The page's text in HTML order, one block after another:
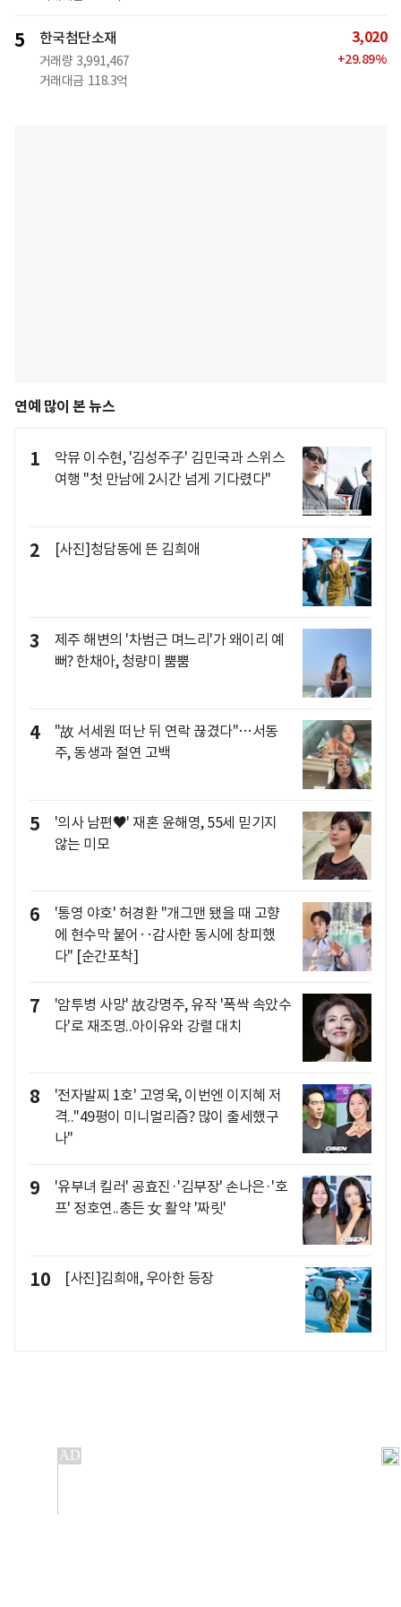
5 한국첨단소재
거래량 3,991,467
거래대금 118.3억
3,020
+29.89%
연예 많이 본 뉴스
1
악뮤 이수현, '김성주子' 김민국과 스위스
여행 "첫 만남에 2시간 넘게 기다렸다"
2 [사진]청담동에 뜬 김희애
3
제주 해변의 '차범근 며느리'가 왜이리 예
뻐? 한채아, 청량미 뿜뿜
4
"故 서세원 떠난 뒤 연락 끊겼다"…서동
주, 동생과 절연 고백
5
'의사 남편♥' 재혼 윤해영, 55세 믿기지
않는 미모
6
'통영 야호' 허경환 "개그맨 됐을 때 고향
에 현수막 붙어‥감사한 동시에 창피했
다" [순간포착]
7
'암투병 사망' 故강명주, 유작 '폭싹 속았수
다'로 재조명..아이유와 강렬 대치
8
'전자발찌 1호' 고영욱, 이번엔 이지혜 저
격.."49평이 미니멀리즘? 많이 출세했구
나"
9
'유부녀 킬러' 공효진·'김부장' 손나은·'호
프' 정호연..총든 女 활약 '짜릿'
10 [사진]김희애, 우아한 등장